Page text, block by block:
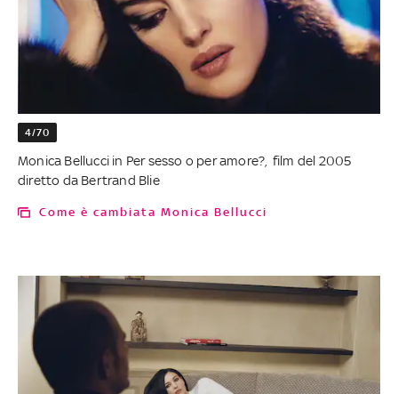
4/70
Monica Bellucci in Per sesso o per amore?, film del 2005
diretto da Bertrand Blie
Come è cambiata Monica Bellucci